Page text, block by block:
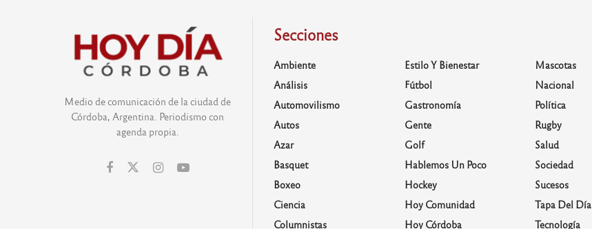
Medio de comunicación de la ciudad de
Córdoba, Argentina. Periodismo con
agenda propia.
Secciones
Ambiente
Análisis
Automovilismo
Autos
Azar
Basquet
Boxeo
Ciencia
Columnistas
Estilo Y Bienestar
Fútbol
Gastronomía
Gente
Golf
Hablemos Un Poco
Hockey
Hoy Comunidad
Hoy Córdoba
Mascotas
Nacional
Política
Rugby
Salud
Sociedad
Sucesos
Tapa Del Día
Tecnología